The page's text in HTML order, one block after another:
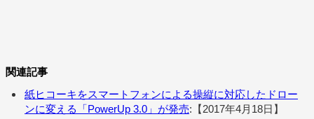
関連記事
紙ヒコーキをスマートフォンによる操縦に対応したドロー
ンに変える「PowerUp 3.0」が発売:【2017年4月18日】